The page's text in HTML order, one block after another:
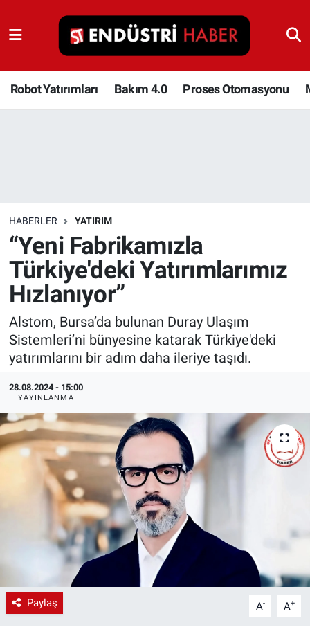
Robot Yatırımları Bakım 4.0 Proses Otomasyonu
HABERLER YATIRIM
“Yeni Fabrikamızla
Türkiye'deki Yatırımlarımız
Hızlanıyor”
Alstom, Bursa’da bulunan Duray Ulaşım
Sistemleri’ni bünyesine katarak Türkiye'deki
yatırımlarını bir adım daha ileriye taşıdı.
28.08.2024 - 15:00
YAYINLANMA
Paylaş A- A+
Robot Yatırımları
Bakım 4.0
İnşaat ve Malzeme
HaberOrtak
EndüstriST
Ağır Sanayi Çözümleri